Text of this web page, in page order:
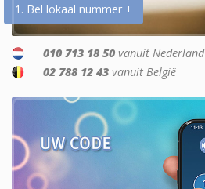
1. Bel lokaal nummer +
010 713 18 50 vanuit Nederland
02 788 12 43 vanuit België